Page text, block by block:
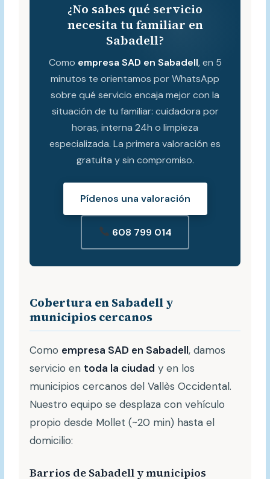
¿No sabes qué servicio
necesita tu familiar en
Sabadell?
Como empresa SAD en Sabadell, en 5
minutos te orientamos por WhatsApp
sobre qué servicio encaja mejor con la
situación de tu familiar: cuidadora por
horas, interna 24h o limpieza
especializada. La primera valoración es
gratuita y sin compromiso.
Pídenos una valoración
608 799 014
Cobertura en Sabadell y
municipios cercanos
Como empresa SAD en Sabadell, damos
servicio en toda la ciudad y en los
municipios cercanos del Vallès Occidental.
Nuestro equipo se desplaza con vehículo
propio desde Mollet (~20 min) hasta el
domicilio:
Barrios de Sabadell y municipios